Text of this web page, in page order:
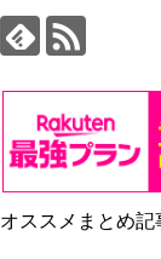
オススメまとめ記